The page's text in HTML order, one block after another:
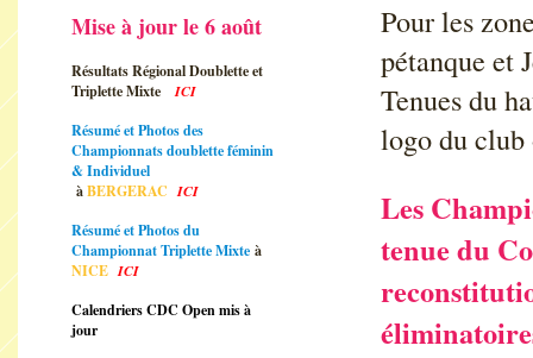
Mise à jour le 6 août
Résultats Régional Doublette et
Triplette Mixte
ICI
Résumé et Photos des
Championnats doublette féminin
& Individuel
àBERGERACICI
Résumé et Photos du
Championnat Triplette Mixte à
NICEICI
Calendriers CDC Open mis à
jour
Pour les
pétanque et
Tenues du
logo du
Les
tenue du